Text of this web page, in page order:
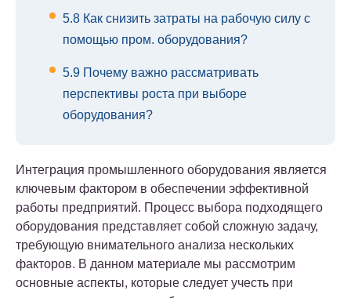
5.8 Как снизить затраты на рабочую силу с
помощью пром. оборудования?
5.9 Почему важно рассматривать
перспективы роста при выборе
оборудования?
Интеграция промышленного оборудования является
ключевым фактором в обеспечении эффективной
работы предприятий. Процесс выбора подходящего
оборудования представляет собой сложную задачу,
требующую внимательного анализа нескольких
факторов. В данном материале мы рассмотрим
основные аспекты, которые следует учесть при